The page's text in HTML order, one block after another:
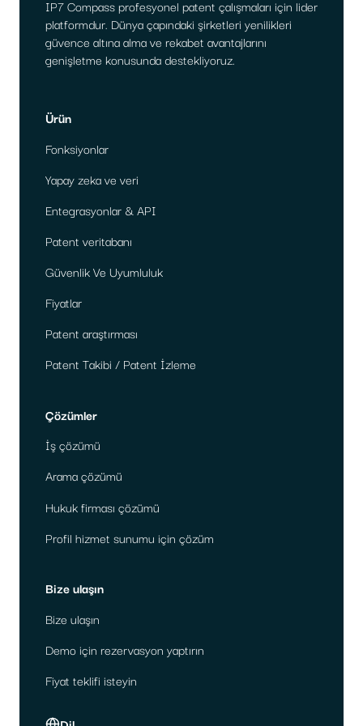
IP7 Compass profesyonel patent çalışmaları için lider
platformdur. Dünya çapındaki şirketleri yenilikleri
güvence altına alma ve rekabet avantajlarını
genişletme konusunda destekliyoruz.
Ürün
Fonksiyonlar
Yapay zeka ve veri
Entegrasyonlar & API
Patent veritabanı
Güvenlik Ve Uyumluluk
Fiyatlar
Patent araştırması
Patent Takibi / Patent İzleme
Çözümler
İş çözümü
Arama çözümü
Hukuk firması çözümü
Profil hizmet sunumu için çözüm
Bize ulaşın
Bize ulaşın
Demo için rezervasyon yaptırın
Fiyat teklifi isteyin